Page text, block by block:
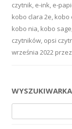
czytnik, e-ink, e-
kobo clara 2e, kobo
kobo nia, kobo sage
czytników, opsi
września 2022 przez
WYSZUKIWARKA